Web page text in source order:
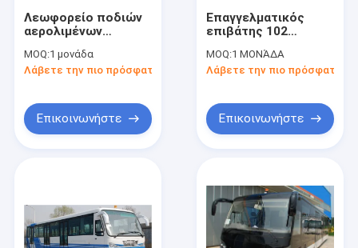
Περίπου εμείς
Λεωφορείο ποδιών
αερολιμένων
κτυπήματος GSE 4
MOQ:1 μονάδα
Λάβετε την πιο πρόσφατη τιμή
Επικοινωνήστε
Επαγγελματικός
επιβάτης 102
επιβατών
αερολιμένων 200
MOQ:1 ΜΟΝΆΔΑ
Λάβετε την πιο πρόσφατη
Επικοινωνήστε